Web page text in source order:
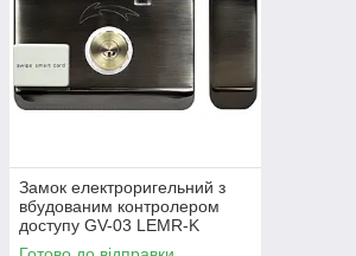
Замок електроригельний з
вбудованим контролером
доступу GV-03 LEMR-K